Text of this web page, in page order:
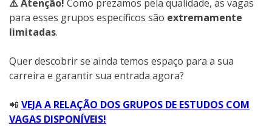
⚠️ Atenção! Como prezamos pela qualidade, as vagas
para esses grupos específicos são extremamente
limitadas.
Quer descobrir se ainda temos espaço para a sua
carreira e garantir sua entrada agora?
📲 VEJA A RELAÇÃO DOS GRUPOS DE ESTUDOS COM
VAGAS DISPONÍVEIS!